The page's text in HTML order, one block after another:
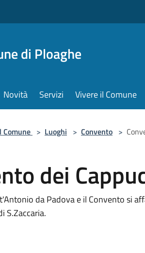
di Ploaghe
Novità Servizi Vivere il Comune
Comune > Luoghi > Convento >
dei
da Padova e il Convento si
S.Zaccaria.